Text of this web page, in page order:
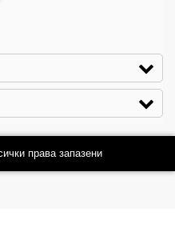
права запазени